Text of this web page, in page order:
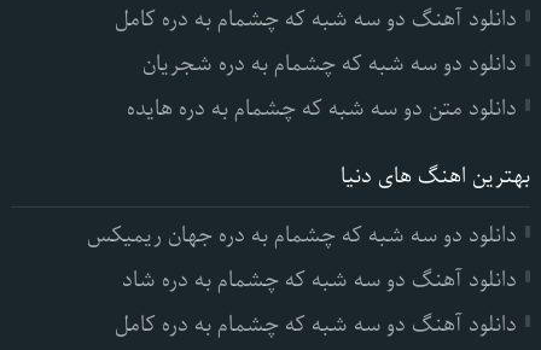
دانلود آهنگ دو سه شبه که چشمام به دره کامل
دانلود دو سه شبه که چشمام به دره شجریان
دانلود متن دو سه شبه که چشمام به دره هایده
بهترین اهنگ های دنیا
دانلود دو سه شبه که چشمام به دره جهان ریمیکس
دانلود آهنگ دو سه شبه که چشمام به دره شاد
دانلود آهنگ دو سه شبه که چشمام به دره کامل